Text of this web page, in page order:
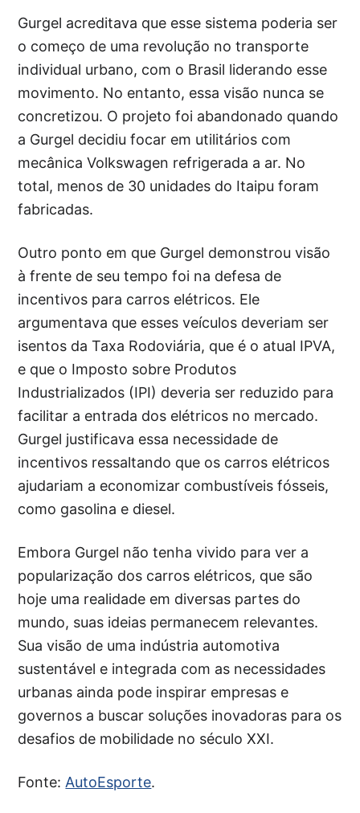
Gurgel acreditava que esse sistema poderia ser
o começo de uma revolução no transporte
individual urbano, com o Brasil liderando esse
movimento. No entanto, essa visão nunca se
concretizou. O projeto foi abandonado quando
a Gurgel decidiu focar em utilitários com
mecânica Volkswagen refrigerada a ar. No
total, menos de 30 unidades do Itaipu foram
fabricadas.
Outro ponto em que Gurgel demonstrou visão
à frente de seu tempo foi na defesa de
incentivos para carros elétricos. Ele
argumentava que esses veículos deveriam ser
isentos da Taxa Rodoviária, que é o atual IPVA,
e que o Imposto sobre Produtos
Industrializados (IPI) deveria ser reduzido para
facilitar a entrada dos elétricos no mercado.
Gurgel justificava essa necessidade de
incentivos ressaltando que os carros elétricos
ajudariam a economizar combustíveis fósseis,
como gasolina e diesel.
Embora Gurgel não tenha vivido para ver a
popularização dos carros elétricos, que são
hoje uma realidade em diversas partes do
mundo, suas ideias permanecem relevantes.
Sua visão de uma indústria automotiva
sustentável e integrada com as necessidades
urbanas ainda pode inspirar empresas e
governos a buscar soluções inovadoras para os
desafios de mobilidade no século XXI.
Fonte:AutoEsporte.